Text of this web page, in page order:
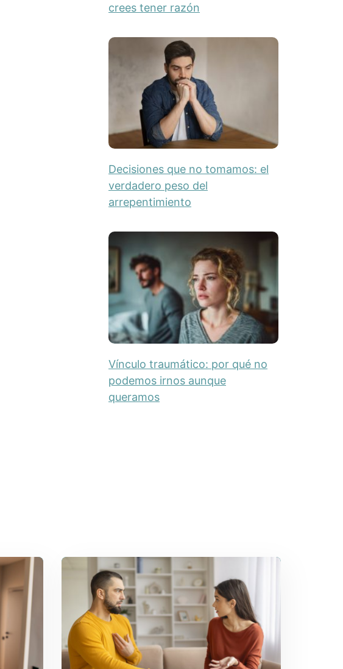
crees tener razón
Decisiones que no tomamos: el
verdadero peso del
arrepentimiento
Vínculo traumático: por qué no
podemos irnos aunque
queramos